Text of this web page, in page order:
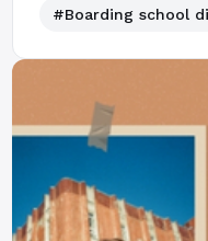
#Boarding school